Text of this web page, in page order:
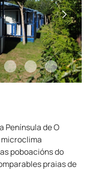
Península de O
poboacións do
praias de